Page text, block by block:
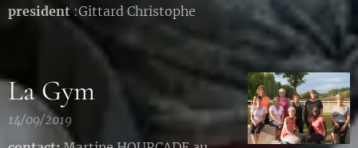
president:Gittard Christophe
La Gym
14/09/2019